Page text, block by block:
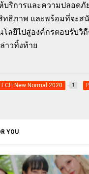
บริการและความปลอดภั
ทธิภาพ และพร้อมที่จะส
ลยีไปสู่องค์กรตอบรับวิ
าวทิ้งท้าย
New Normal 2020 1
YOU